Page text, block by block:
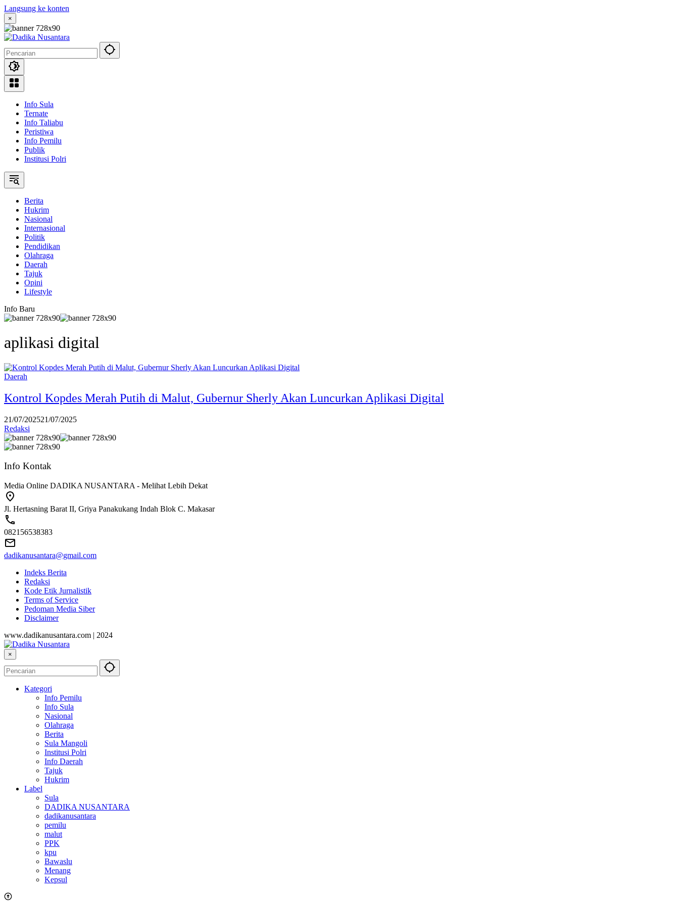
Langsung ke konten
×
Info Sula
Ternate
Info Taliabu
Peristiwa
Info Pemilu
Publik
Institusi Polri
Berita
Hukrim
Nasional
Internasional
Politik
Pendidikan
Olahraga
Daerah
Tajuk
Opini
Lifestyle
Info Baru
aplikasi digital
Daerah
Kontrol Kopdes Merah Putih di Malut, Gubernur Sherly Akan Luncurkan Aplikasi Digital
21/07/202521/07/2025
Redaksi
Info Kontak
Media Online DADIKA NUSANTARA - Melihat Lebih Dekat
Jl. Hertasning Barat II, Griya Panakukang Indah Blok C. Makasar
082156538383
dadikanusantara@gmail.com
Indeks Berita
Redaksi
Kode Etik Jurnalistik
Terms of Service
Pedoman Media Siber
Disclaimer
www.dadikanusantara.com | 2024
×
Kategori
Info Pemilu
Info Sula
Nasional
Olahraga
Berita
Sula Mangoli
Institusi Polri
Info Daerah
Tajuk
Hukrim
Label
Sula
DADIKA NUSANTARA
dadikanusantara
pemilu
malut
PPK
kpu
Bawaslu
Menang
Kepsul